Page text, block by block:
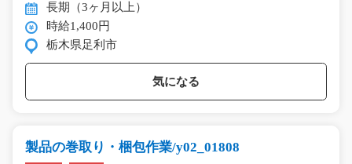
長期（3ヶ月以上）
時給1,400円
栃木県足利市
気になる
製品の巻取り・梱包作業/y02_01808